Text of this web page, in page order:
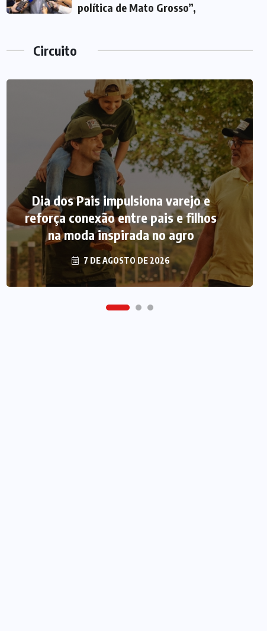
política de Mato Grosso”,
Circuito
Dia dos Pais impulsiona varejo e
reforça conexão entre pais e filhos
na moda inspirada no agro
7 DE AGOSTO DE 2026